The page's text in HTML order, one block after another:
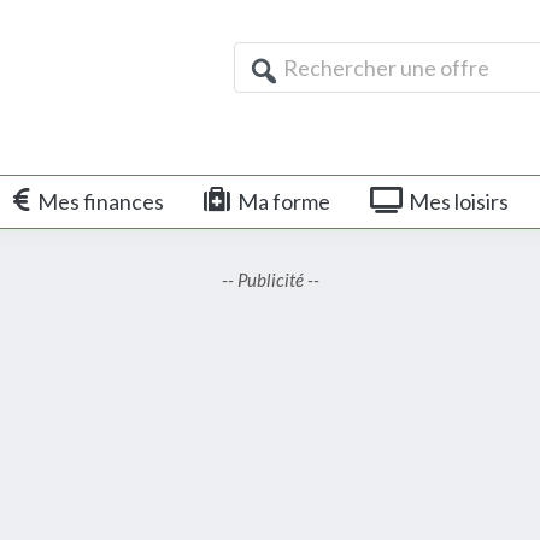
Rechercher
une
Mes finances Ma forme Mes loisirs
-- Publicité --